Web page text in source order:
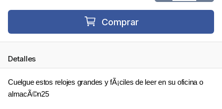
Comprar
Detalles
Cuelgue estos relojes grandes y fÃ¡ciles de leer en su oficina o
almacÃ©n25